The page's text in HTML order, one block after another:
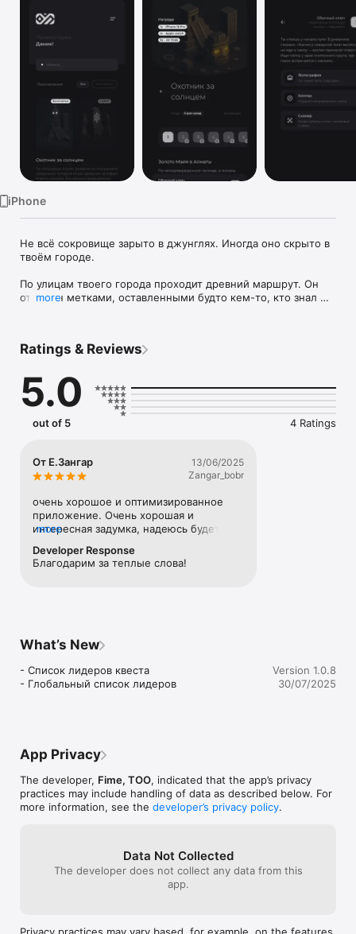
iPhone
Не всё сокровище зарыто в джунглях. Иногда оно скрыто в
твоём городе.
По улицам твоего города проходит древний маршрут. Он
отмечен метками, оставленными будто кем-то, кто знал
Остальное — тишина города, чужие следы… и чувство, что
Fime — это:
- Квест в реальных локациях с элементами тайны
- Скрытые NFC-метки, которые нужно найти и
- Загадки, где логика и чутьё важнее скорости
Первые, кто пройдут маршрут, получат реальные призы —
подарки, сувениры или даже деньги.
Скачай Fime и открой маршрут, который скрыт прямо у
тебя под ногами.
more
Ratings & Reviews
5.0
out of 5 4 Ratings
От Е.Зангар
13/06/2025
Zangar_bobr
очень хорошое и оптимизированное
приложение. Очень хорошая и
интересная задумка, надеюсь будет
more
Developer Response
What’s New
- Список лидеров квеста
- Глобальный список лидеров
Version 1.0.8
30/07/2025
App Privacy
The developer, Fime, TOO, indicated that the app’s privacy
practices may include handling of data as described below. For
more information, see the developer’s privacy policy.
Data Not Collected
The developer does not collect any data from this
app.